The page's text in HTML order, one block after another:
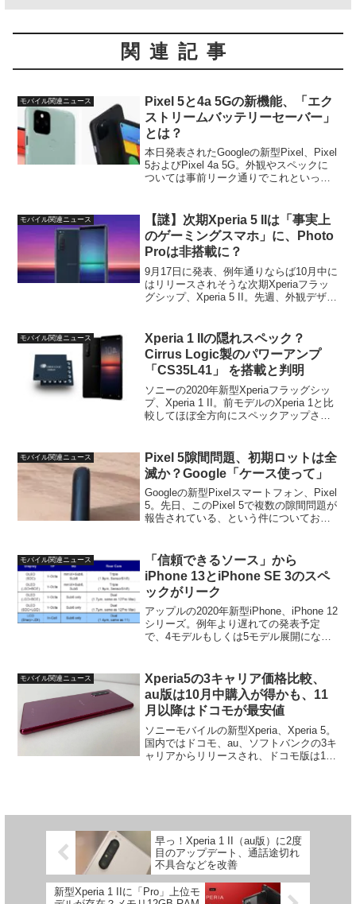
関連記事
モバイル関連ニュース
Pixel 5と4a 5Gの新機能、「エク
ストリームバッテリーセーバー」
とは？
本日発表されたGoogleの新型Pixel、Pixel
5およびPixel 4a 5G。外観やスペックに
ついては事前リーク通りでこれといった
表で初めて明らかになったもの...
モバイル関連ニュース
【謎】次期Xperia 5 IIは「事実上
のゲーミングスマホ」に、Photo
Proは非搭載に？
9月17日に発表、例年通りならば10月中に
はリリースされそうな次期Xperiaフラッ
グシップ、Xperia 5 II。先週、外観デザイ
この新型Xperiaですが、今回、...
モバイル関連ニュース
Xperia 1 IIの隠れスペック？
Cirrus Logic製のパワーアンプ
「CS35L41」 を搭載と判明
ソニーの2020年新型Xperiaフラッグシッ
プ、Xperia 1 II。前モデルのXperia 1と比
較してほぼ全方向にスペックアップされ
auからのリリースが確定してい...
モバイル関連ニュース
Pixel 5隙間問題、初期ロットは全
滅か？Google「ケース使って」
Googleの新型Pixelスマートフォン、Pixel
5。先日、このPixel 5で複数の隙間問題が
報告されている、という件についてお伝
隙間が空いている、という問題で...
モバイル関連ニュース
「信頼できるソース」から
iPhone 13とiPhone SE 3のスペ
ックがリーク
アップルの2020年新型iPhone、iPhone 12
シリーズ。例年より遅れての発表予定
で、4モデルもしくは5モデル展開になる
まだこのiPhone 12すら未発表なの...
モバイル関連ニュース
Xperia5の3キャリア価格比較、
au版は10月中購入が得かも、11
月以降はドコモが最安値
ソニーモバイルの新型Xperia、Xperia 5。
国内ではドコモ、au、ソフトバンクの3キ
ャリアからリリースされ、ドコモ版は11
早っ！Xperia 1 II（au版）に2度
目のアップデート、通話途切れ
不具合などを改善
新型Xperia 1 IIに「Pro」上位モ